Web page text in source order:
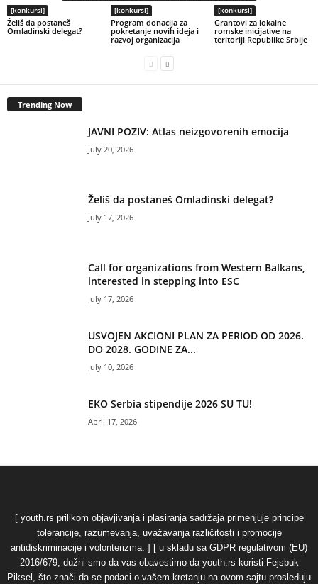
[konkursi]
Želiš da postaneš
Omladinski delegat?
[konkursi]
Program donacija za
pokretanje novih ideja i
razvoj organizacija
[konkursi]
Grantovi za lokalne
romske inicijative na
teritoriji Republike Srbije
Trending Now
JAVNI POZIV: Atlas neizgovorenih emocija
July 20, 2026
Želiš da postaneš Omladinski delegat?
July 17, 2026
Call for organizations from Western Balkans,
interested in stepping into ESC
July 17, 2026
USVOJEN AKCIONI PLAN ZA PERIOD OD 2026.
DO 2028. GODINE ZA...
July 10, 2026
EKO Serbia stipendije 2026 SU TU!
April 17, 2026
[ youth.rs prilikom objavjivanja i plasiranja sadržaja primenjuje principe
tolerancije, razumevanja, uvažavanja različitosti i promocije
antidiskriminacije i volonterizma. ] [ u skladu sa GDPR regulativom (EU)
2016/679, dužni smo da vas obavestimo da youth.rs koristi Fejsbuk
Piksel, što znači da se podaci o vašem kretanju na ovom sajtu prosleđuju